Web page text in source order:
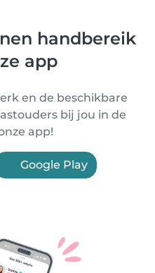
handbereik
app
en de beschikbare
bij jou in de
app!
Google Play